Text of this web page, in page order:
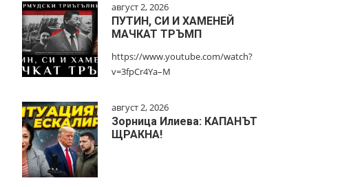
август 2, 2026
ПУТИН, СИ И ХАМЕНЕЙ
МАЧКАТ ТРЪМП
https://www.youtube.com/watch?
v=3fpCr4Ya–M
август 2, 2026
Зорница Илиева: КАПАНЪТ
ЩРАКНА!